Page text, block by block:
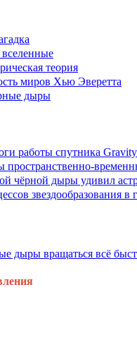
теория
миров Хью Эверетта
дыры
работы спутника
пространственно-
чёрной дыры удивил
звездообразования в
дыры вращаться всё